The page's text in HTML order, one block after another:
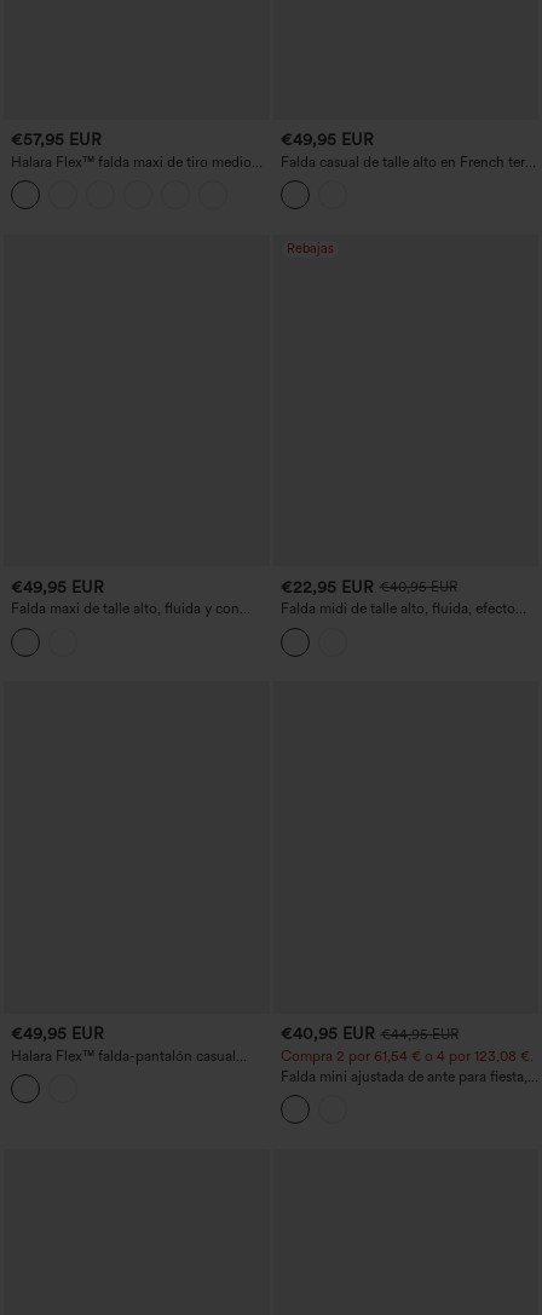
€57,95 EUR
Halara Flex™ falda maxi de tiro medio
con bolsillos, corte recto y denim
lavado, estilo casual
€49,95 EUR
Falda casual de talle alto en French terry
con estampado denim y bolsillos
€49,95 EUR
Falda maxi de talle alto, fluida y con
volantes, con bajo asimétrico (high-low)
Rebajas
€22,95 EUR €40,95 EUR
Falda midi de talle alto, fluida, efecto
denim, corte evasé, con bolsillos
€49,95 EUR
Halara Flex™ falda-pantalón casual
micro en denim de talle alto con
bolsillos
€40,95 EUR €44,95 EUR
Compra 2 por 61,54 € o 4 por 123,08 €.
Falda mini ajustada de ante para fiesta,
cintura alta cruzada 2 en 1 con
dobladillo de flecos - longitud más larga